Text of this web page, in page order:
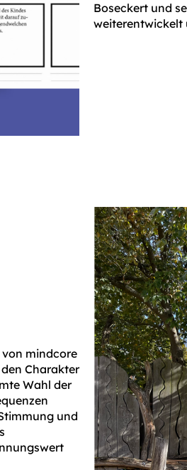
Boseckert und
weiterentwickelt
mindcore
Charakter
Wahl der
und